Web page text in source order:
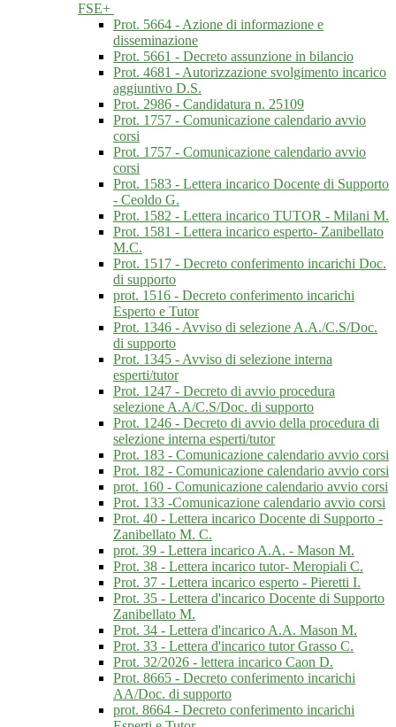
FSE+
Prot. 5664 - Azione di informazione e
disseminazione
Prot. 5661 - Decreto assunzione in bilancio
Prot. 4681 - Autorizzazione svolgimento incarico
aggiuntivo D.S.
Prot. 2986 - Candidatura n. 25109
Prot. 1757 - Comunicazione calendario avvio
corsi
Prot. 1757 - Comunicazione calendario avvio
corsi
Prot. 1583 - Lettera incarico Docente di Supporto
- Ceoldo G.
Prot. 1582 - Lettera incarico TUTOR - Milani M.
Prot. 1581 - Lettera incarico esperto- Zanibellato
M.C.
Prot. 1517 - Decreto conferimento incarichi Doc.
di supporto
prot. 1516 - Decreto conferimento incarichi
Esperto e Tutor
Prot. 1346 - Avviso di selezione A.A./C.S/Doc.
di supporto
Prot. 1345 - Avviso di selezione interna
esperti/tutor
Prot. 1247 - Decreto di avvio procedura
selezione A.A/C.S/Doc. di supporto
Prot. 1246 - Decreto di avvio della procedura di
selezione interna esperti/tutor
Prot. 183 - Comunicazione calendario avvio corsi
Prot. 182 - Comunicazione calendario avvio corsi
prot. 160 - Comunicazione calendario avvio corsi
Prot. 133 -Comunicazione calendario avvio corsi
Prot. 40 - Lettera incarico Docente di Supporto -
Zanibellato M. C.
prot. 39 - Lettera incarico A.A. - Mason M.
Prot. 38 - Lettera incarico tutor- Meropiali C.
Prot. 37 - Lettera incarico esperto - Pieretti I.
Prot. 35 - Lettera d'incarico Docente di Supporto
Zanibellato M.
Prot. 34 - Lettera d'incarico A.A. Mason M.
Prot. 33 - Lettera d'incarico tutor Grasso C.
Prot. 32/2026 - lettera incarico Caon D.
Prot. 8665 - Decreto conferimento incarichi
AA/Doc. di supporto
prot. 8664 - Decreto conferimento incarichi